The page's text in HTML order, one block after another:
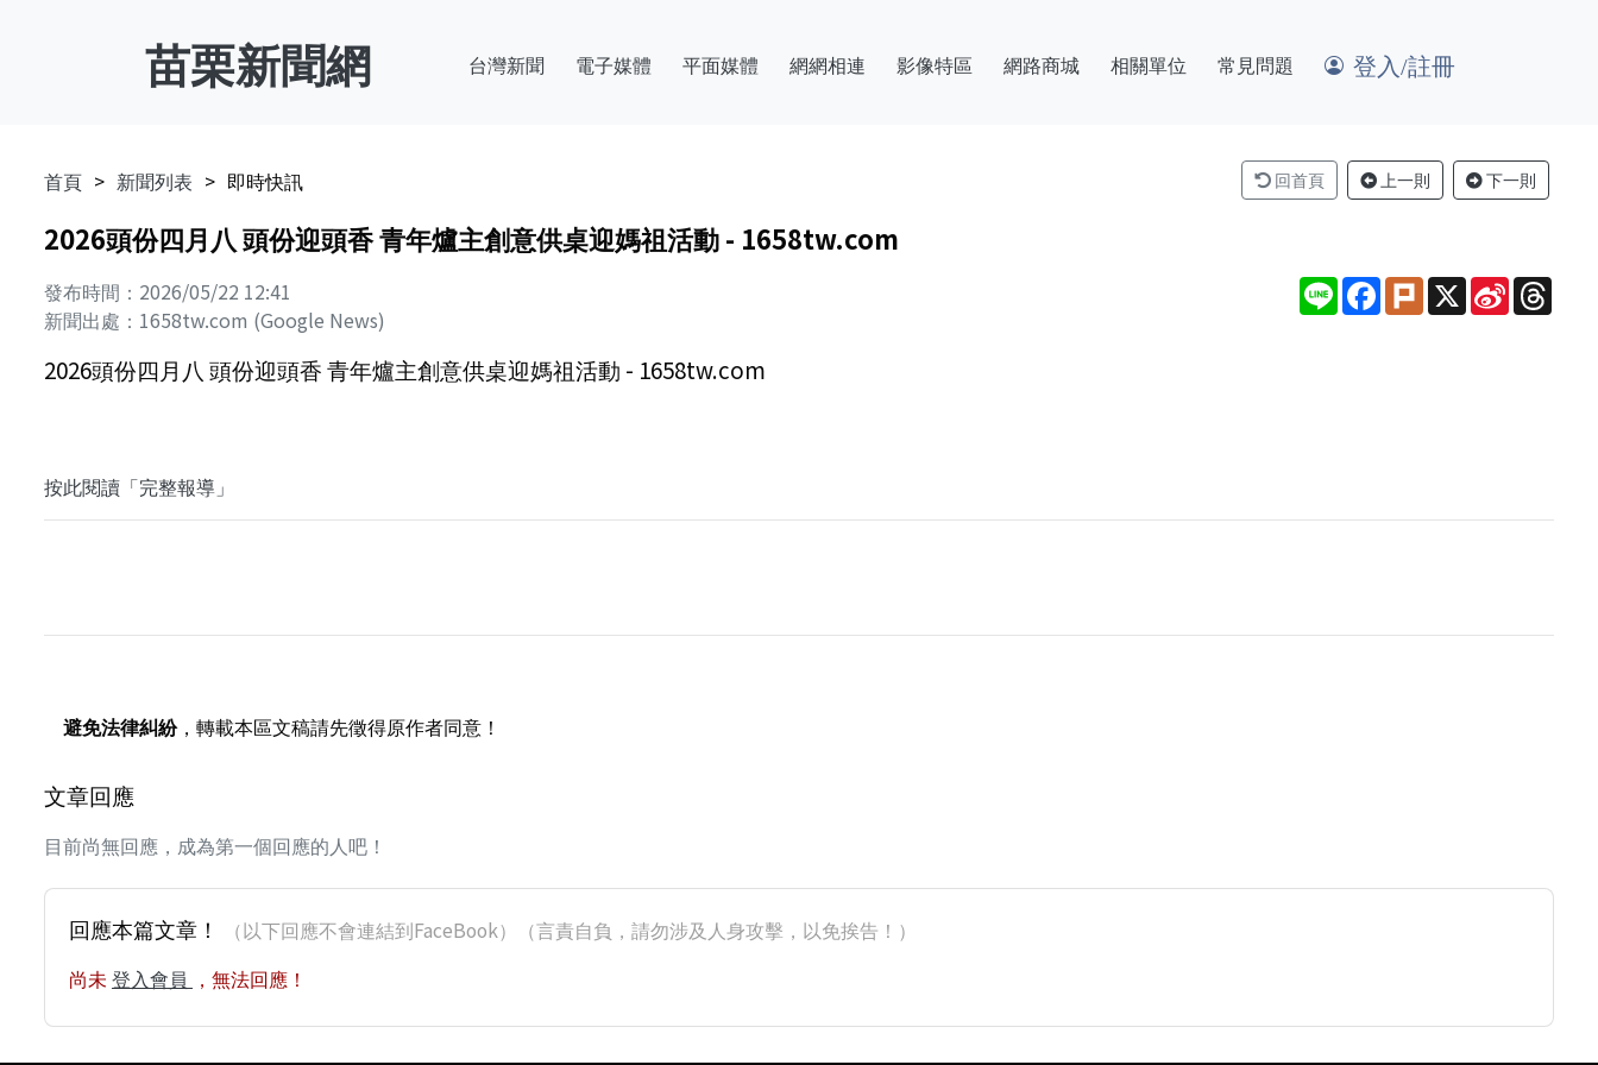
苗栗新聞網 台灣新聞 電子媒體 平面媒體 網網相連 影像特區 網路商城 相關單位 常見問題 登入/註冊
首頁 新聞列表 即時快訊 回首頁 上一則 下一則
2026頭份四月八 頭份迎頭香 青年爐主創意供桌迎媽祖活動 - 1658tw.com
發布時間：2026/05/22 12:41
新聞出處：1658tw.com (Google News)
Line Facebook
PlurkX Sina
Weibo
2026頭份四月八 頭份迎頭香 青年爐主創意供桌迎媽祖活動 - 1658tw.com
按此閱讀「完整報導」
避免法律糾紛，轉載本區文稿請先徵得原作者同意！
文章回應
目前尚無回應，成為第一個回應的人吧！
回應本篇文章！ （以下回應不會連結到FaceBook）（言責自負，請勿涉及人身攻擊，以免挨告！）
尚未 登入會員 ，無法回應！